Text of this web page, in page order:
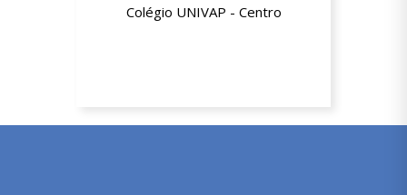
Colégio UNIVAP - Centro